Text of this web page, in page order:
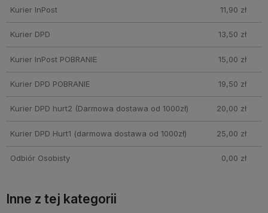
Kurier InPost 11,90 zł
Kurier DPD 13,50 zł
Kurier InPost POBRANIE 15,00 zł
Kurier DPD POBRANIE 19,50 zł
Kurier DPD hurt2 (Darmowa dostawa od 1000zł) 20,00 zł
Kurier DPD Hurt1 (darmowa dostawa od 1000zł) 25,00 zł
Odbiór Osobisty 0,00 zł
Inne z tej kategorii